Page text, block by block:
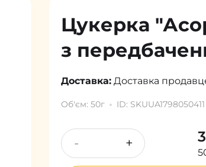
Цукерка
з
Доставка: Доставка
Об'єм: 50г ID: SKUUA1798050411
- +